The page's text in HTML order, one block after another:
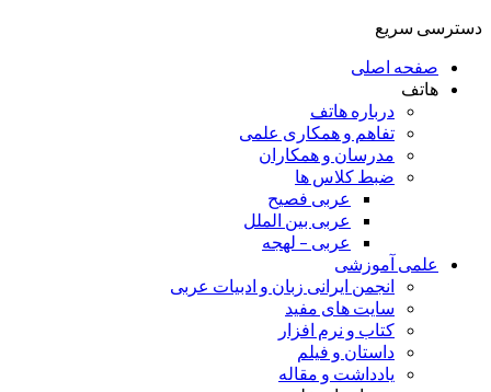
دسترسی سریع
صفحه اصلی
هاتف
درباره هاتف
تفاهم و همکاری علمی
مدرسان و همکاران
ضبط کلاس ها
عربی فصیح
عربی بین الملل
عربی – لهجه
علمی آموزشی
انجمن ایرانی زبان و ادبیات عربی
سایت های مفید
کتاب و نرم افزار
داستان و فیلم
یادداشت و مقاله